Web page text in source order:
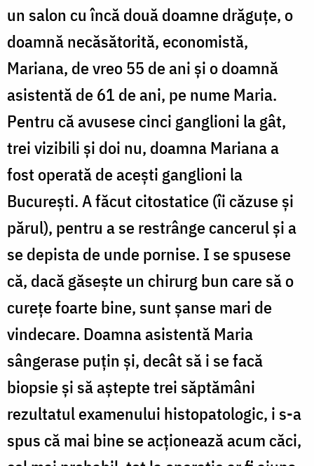
un salon cu încă două doamne drăguțe, o
doamnă necăsătorită, economistă,
Mariana, de vreo 55 de ani și o doamnă
asistentă de 61 de ani, pe nume Maria.
Pentru că avusese cinci ganglioni la gât,
trei vizibili și doi nu, doamna Mariana a
fost operată de acești ganglioni la
București. A făcut citostatice (îi căzuse și
părul), pentru a se restrânge cancerul și a
se depista de unde pornise. I se spusese
că, dacă găsește un chirurg bun care să o
curețe foarte bine, sunt șanse mari de
vindecare. Doamna asistentă Maria
sângerase puțin și, decât să i se facă
biopsie și să aștepte trei săptămâni
rezultatul examenului histopatologic, i s-a
spus că mai bine se acționează acum căci,